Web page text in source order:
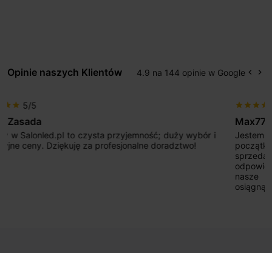
Opinie naszych Klientów 4.9 na 144 opinie w Google keyboard_arrow_left keyboard_arrow_right
starstarstar
Max777
Jestem bardzo zadowolony. Przede wszystkim od
początku uderzyło mnie profesjonalne podejście
sprzedającego. Pan ma duże doświadczenie i potrafi
odpowiednio pokierować i doradzić dzięki czemu mamy
nasze wymarzone oświetlenie. Dodatkowo udało się to